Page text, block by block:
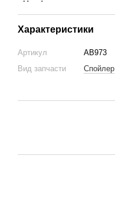
Характеристики
Артикул
AB973
Вид запчасти
Спойлер